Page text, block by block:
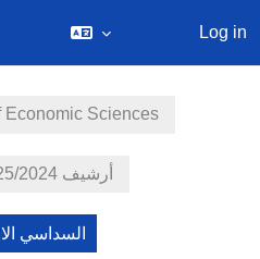
Log in
Economic Sciences
أرشيف 2025/2024
السداسي